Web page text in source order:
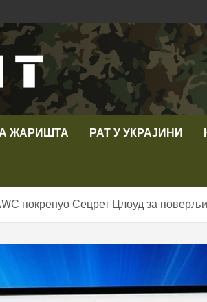
ЖАРИШТА РАТ У УКРАЈИНИ
покренуо Сецрет Цлоуд за